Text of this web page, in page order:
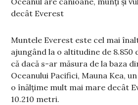
decât Everest
Muntele Everest este cel mai
ajungând la o altitudine de 8.850
că dacă s-ar măsura de la baza
Oceanului Pacifici, Mauna Kea,
o înălțime mult mai mare decât
10.210 metri.